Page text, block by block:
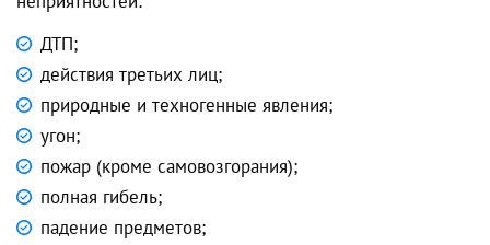
ДТП;
действия третьих лиц;
природные и техногенные явления;
угон;
пожар (кроме самовозгорания);
полная гибель;
падение предметов;